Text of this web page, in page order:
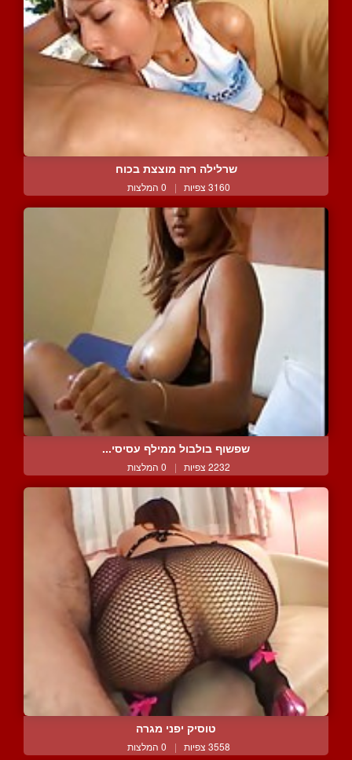
שרלילה רזה מוצצת בכוח
3160 צפיות | 0 המלצות
שפשוף בולבול ממילף עסיסי...
2232 צפיות | 0 המלצות
טוסיק יפני מגרה
3558 צפיות | 0 המלצות